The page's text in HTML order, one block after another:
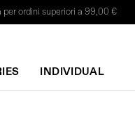
per ordini superiori a 99,00 €
INDIVIDUAL